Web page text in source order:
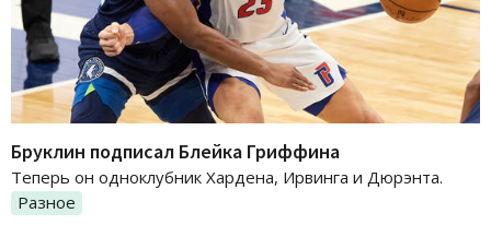
Бруклин подписал Блейка Гриффина
Теперь он одноклубник Хардена, Ирвинга и Дюрэнта.
Разное